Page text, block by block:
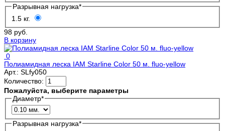
Разрывная нагрузка*
1.5 кг.
98 руб.
В корзину
0
Полиамидная леска IAM Starline Color 50 м. fluo-yellow
Арт.: SLfy050
Количество:
Пожалуйста, выберите параметры
Диаметр*
Разрывная нагрузка*